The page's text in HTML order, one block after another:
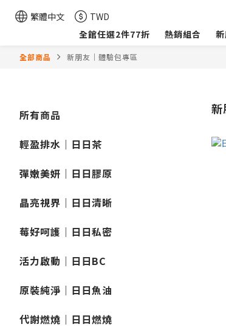
繁體中文 TWD
全館任選2件77折
熱銷組合
全部商品 新朋友｜體驗包專區
所有商品
輕盈排水｜日日茶
彈嫩美妍｜日日膠原
晶亮視界｜日日清晰
莓好呵護｜日日私密
活力啟動｜日日BC
原裝純淨｜日日魚油
代謝燃燒｜日日燃燒
新